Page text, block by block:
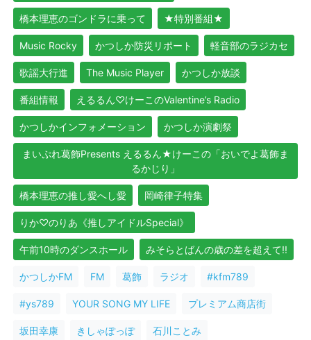
橋本理恵のゴンドラに乗って ★特別番組★
Music Rocky かつしか防災リポート 軽音部のラジカセ
歌謡大行進 The Music Player かつしか放談
番組情報 えるるん♡けーこのValentine’s Radio
かつしかインフォメーション かつしか演劇祭
まいぷれ葛飾Presents えるるん★けーこの「おいでよ葛飾ま
るかじり」
橋本理恵の推し愛へし愛 岡崎律子特集
りか♡のりあ《推しアイドルSpecial》
午前10時のダンスホール みそらとばんの歳の差を超えて!!
かつしかFM FM 葛飾 ラジオ #kfm789
#ys789 YOUR SONG MY LIFE プレミアム商店街
坂田幸康 きしゃぽっぽ 石川ことみ